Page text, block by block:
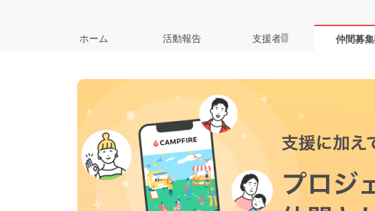
ホーム 活動報告 支援者 1 仲間募集